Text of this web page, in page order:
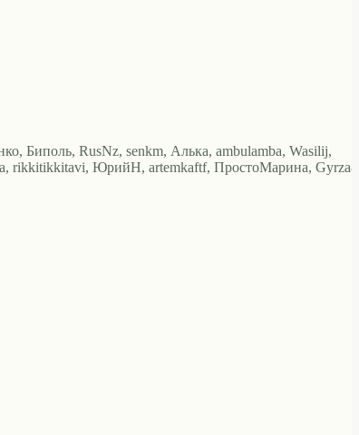
Биполь, RusNz, senkm, Алька, ambulamba, Wasilij,
rikkitikkitavi, ЮрийН, artemkaftf, ПростоМарина,